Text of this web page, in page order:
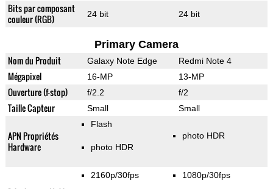
Bits par composant
couleur (RGB)
24 bit 24 bit
Primary Camera
Nom du Produit Galaxy Note Edge Redmi Note 4
Mégapixel 16-MP 13-MP
Ouverture (f-stop) f/2.2 f/2
Taille Capteur Small Small
APN Propriétés
Hardware
Flash
photo HDR
photo HDR
2160p/30fps 1080p/30fps